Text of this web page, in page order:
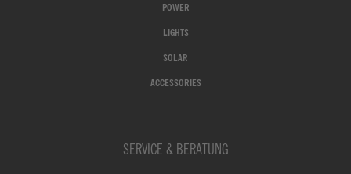
POWER
LIGHTS
SOLAR
ACCESSORIES
SERVICE & BERATUNG